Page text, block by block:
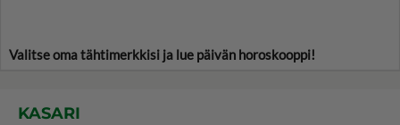
Valitse oma tähtimerkkisi ja lue päivän horoskooppi!
KASARI